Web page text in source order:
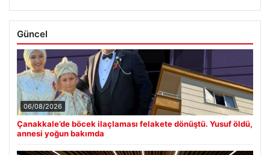
Güncel
06/08/2026
Çanakkale’de böcek ilaçlaması felakete dönüştü. Yusuf öldü,
annesi yoğun bakımda